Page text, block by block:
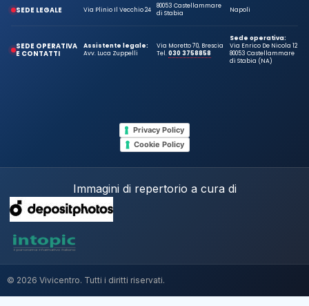
SEDE LEGALE Via Plinio Il Vecchio 24
80053 Castellammare
di Stabia
Napoli
SEDE OPERATIVA
E CONTATTI
Assistente legale:
Avv. Luca Zuppelli
Via Moretto 70, Brescia
Tel.030 3758858
Sede operativa:
Via Enrico De Nicola 12
80053 Castellammare
di Stabia (NA)
Privacy Policy
Cookie Policy
Immagini di repertorio a cura di
© 2026 Vivicentro. Tutti i diritti riservati.